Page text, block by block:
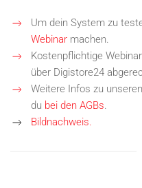
Um dein System zu
Webinar machen.
Kostenpflichtige
über Digistore24
Weitere Infos zu
du bei den AGBs.
Bildnachweis.